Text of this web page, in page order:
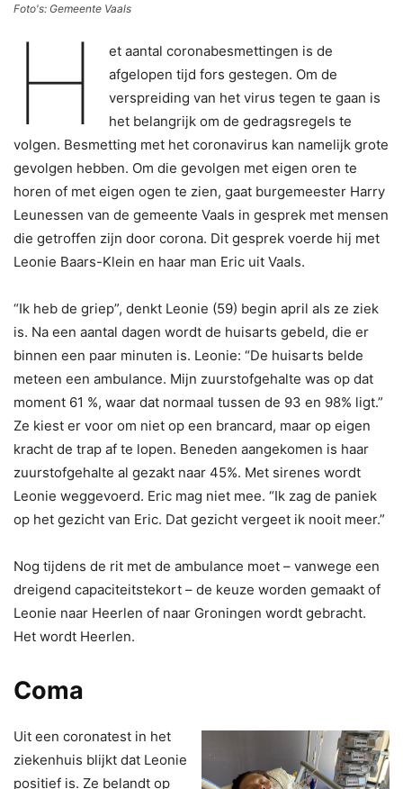
Foto's: Gemeente Vaals
H
et aantal coronabesmettingen is de
afgelopen tijd fors gestegen. Om de
verspreiding van het virus tegen te gaan is
het belangrijk om de gedragsregels te
volgen. Besmetting met het coronavirus kan namelijk grote
gevolgen hebben. Om die gevolgen met eigen oren te
horen of met eigen ogen te zien, gaat burgemeester Harry
Leunessen van de gemeente Vaals in gesprek met mensen
die getroffen zijn door corona. Dit gesprek voerde hij met
Leonie Baars-Klein en haar man Eric uit Vaals.
“Ik heb de griep”, denkt Leonie (59) begin april als ze ziek
is. Na een aantal dagen wordt de huisarts gebeld, die er
binnen een paar minuten is. Leonie: “De huisarts belde
meteen een ambulance. Mijn zuurstofgehalte was op dat
moment 61 %, waar dat normaal tussen de 93 en 98% ligt.”
Ze kiest er voor om niet op een brancard, maar op eigen
kracht de trap af te lopen. Beneden aangekomen is haar
zuurstofgehalte al gezakt naar 45%. Met sirenes wordt
Leonie weggevoerd. Eric mag niet mee. “Ik zag de paniek
op het gezicht van Eric. Dat gezicht vergeet ik nooit meer.”
Nog tijdens de rit met de ambulance moet – vanwege een
dreigend capaciteitstekort – de keuze worden gemaakt of
Leonie naar Heerlen of naar Groningen wordt gebracht.
Het wordt Heerlen.
Coma
Uit een coronatest in het
ziekenhuis blijkt dat Leonie
positief is. Ze belandt op